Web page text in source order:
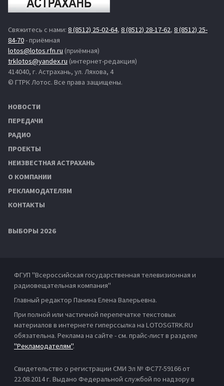
Свяжитесь с нами: 8 (8512) 25-02-64, 8 (8512) 28-17-62, 8 (8512) 25-
84-70- приёмная
lotos@lotos.rfn.ru (приёмная)
trklotos@yandex.ru (интернет-редакция)
414040, г. Астрахань, ул. Ляхова, 4
© ГТРК Лотос. Все права защищены.
НОВОСТИ
ПЕРЕДАЧИ
РАДИО
ПРОЕКТЫ
НЕИЗВЕСТНАЯ АСТРАХАНЬ
О КОМПАНИИ
РЕКЛАМОДАТЕЛЯМ
КОНТАКТЫ
ВЫБОРЫ 2026
ФГУП "Всероссийская государственная телевизионная и
радиовещательная компания"
Главный редактор Панина Елена Валерьевна.
При полной или частичной перепечатке текстовых
материалов в интернете гиперссылка на LOTOSGTRK.RU
обязательна. Реклама на сайте - см. прайс-лист в разделе
"Рекламодателям".
Свидетельство о регистрации СМИ Эл № ФС77-59166 от
22.08.2014 г. Выдано Федеральной службой по надзору в